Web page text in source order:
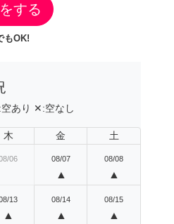
する
もOK!
空あり ✕:空なし
木 金 土
06 08/07
▲
08/08
▲
13
▲
08/14
▲
08/15
▲